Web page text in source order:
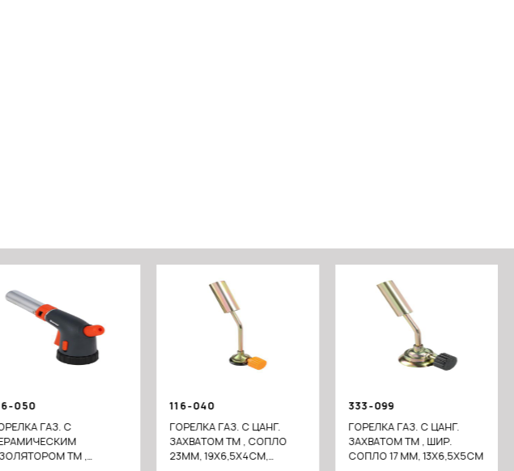
050
ГАЗ. С
ТМ ,
116-040
ГОРЕЛКА ГАЗ. С ЦАНГ.
ЗАХВАТОМ ТМ , СОПЛО
23ММ, 19Х6,5Х4СМ,
333-099
ГОРЕЛКА ГАЗ. С ЦАНГ.
ЗАХВАТОМ ТМ , ШИР.
СОПЛО 17 ММ, 13Х6,5Х5СМ